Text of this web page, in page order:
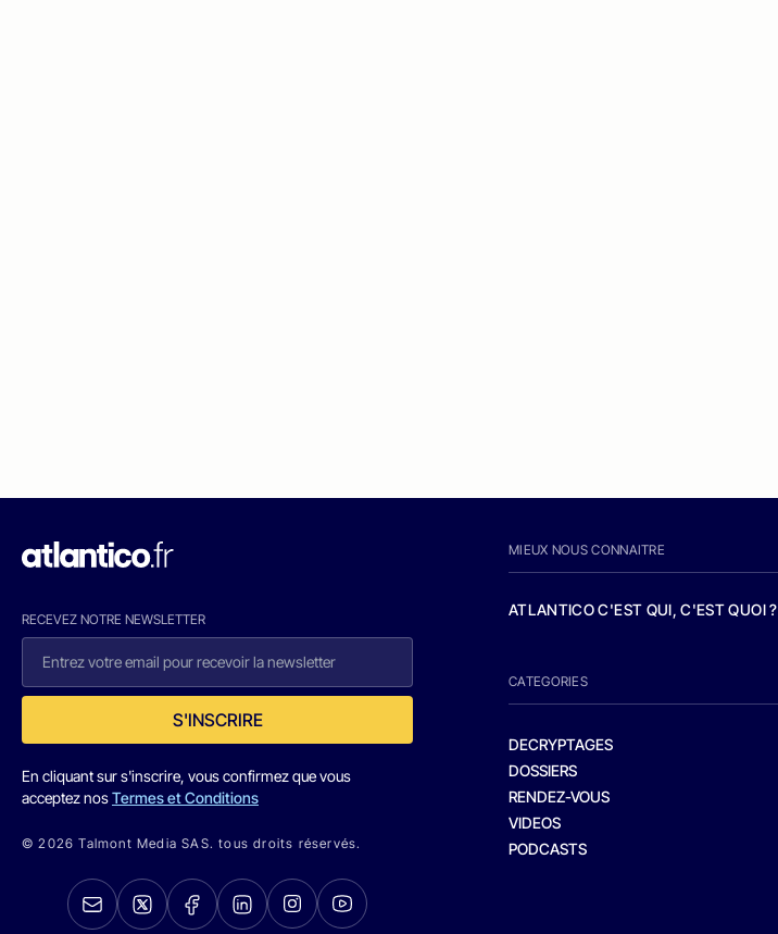
RECEVEZ NOTRE NEWSLETTER
S'INSCRIRE
En cliquant sur s'inscrire, vous confirmez que vous
acceptez nosTermes et Conditions
© 2026 Talmont Media SAS. tous droits réservés.
MIEUX NOUS CONNAITRE
ATLANTICO C'EST QUI, C'EST QUOI ?
CATEGORIES
DECRYPTAGES
DOSSIERS
RENDEZ-VOUS
VIDEOS
PODCASTS